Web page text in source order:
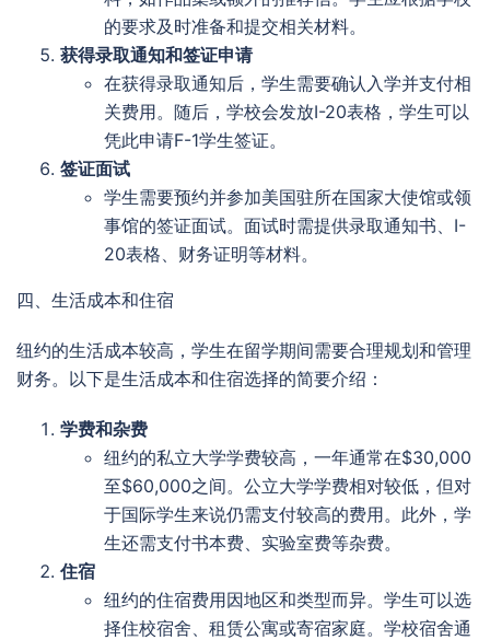
的要求及时准备和提交相关材料。
获得录取通知和签证申请
在获得录取通知后，学生需要确认入学并支付相
关费用。随后，学校会发放I-20表格，学生可以
凭此申请F-1学生签证。
签证面试
学生需要预约并参加美国驻所在国家大使馆或领
事馆的签证面试。面试时需提供录取通知书、I-
20表格、财务证明等材料。
四、生活成本和住宿
纽约的生活成本较高，学生在留学期间需要合理规划和管理
财务。以下是生活成本和住宿选择的简要介绍：
学费和杂费
纽约的私立大学学费较高，一年通常在$30,000
至$60,000之间。公立大学学费相对较低，但对
于国际学生来说仍需支付较高的费用。此外，学
生还需支付书本费、实验室费等杂费。
住宿
纽约的住宿费用因地区和类型而异。学生可以选
择住校宿舍、租赁公寓或寄宿家庭。学校宿舍通